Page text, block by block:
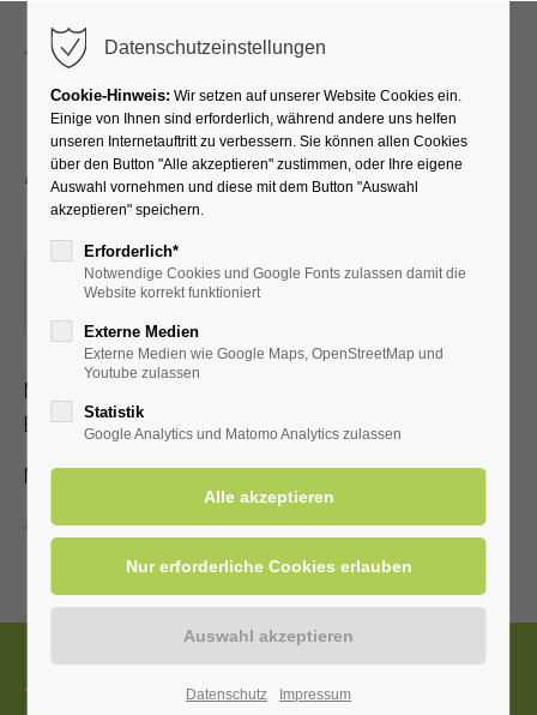
Atemübungen an den
Gradierwerken
09.12.2025, 15:30–16:00
Mit speziellen Atemübungen lernen Sie, wie der positive
Effekt der gesunden Aerosole verstärkt werden kann
Mit Kur-/Einwohnerkarte 2,00 €, ohne 5,00 €
Zurück
Tourist-Information
Datenschutzeinstellungen
Cookie-Hinweis: Wir setzen auf unserer Website Cookies ein.
Einige von Ihnen sind erforderlich, während andere uns helfen
unseren Internetauftritt zu verbessern. Sie können allen Cookies
über den Button "Alle akzeptieren" zustimmen, oder Ihre eigene
Auswahl vornehmen und diese mit dem Button "Auswahl
akzeptieren" speichern.
Erforderlich*
Notwendige Cookies und Google Fonts zulassen damit die
Website korrekt funktioniert
Externe Medien
Externe Medien wie Google Maps, OpenStreetMap und
Youtube zulassen
Statistik
Google Analytics und Matomo Analytics zulassen
Datenschutz Impressum